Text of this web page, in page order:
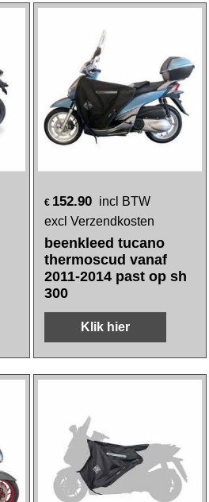
€ 152.90 incl BTW
excl Verzendkosten
beenkleed tucano
thermoscud vanaf
2011-2014 past op sh
300
Klik hier